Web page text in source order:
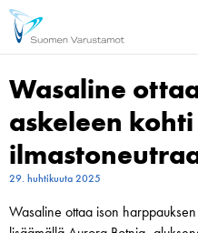
Wasaline
askeleen kohti
29. huhtikuuta 2025
Wasaline ottaa ison